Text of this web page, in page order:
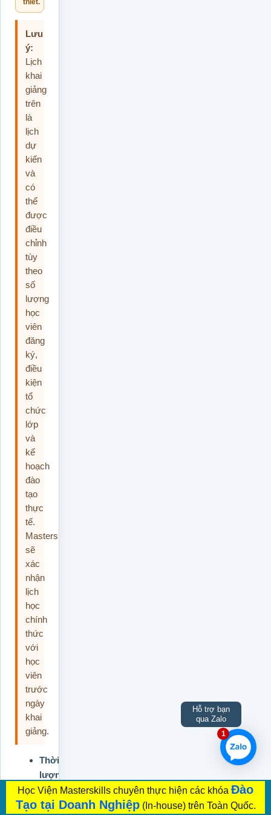
thiết.
Lưu
ý:
Lịch
khai
giảng
trên
là
lịch
dự
kiến
và
có
thể
được
điều
chỉnh
tùy
theo
số
lượng
học
viên
đăng
ký,
điều
kiện
tổ
chức
lớp
và
kế
hoạch
đào
tạo
thực
tế.
Masterskills
sẽ
xác
nhận
lịch
học
chính
thức
với
học
viên
trước
ngày
khai
giảng.
Thời
lượng:
2
ngày
1
Hỗ trợ bạn
qua Zalo
Học Viện Masterskills chuyên thực hiện các khóa Đào
Tạo tại Doanh Nghiệp(In-house) trên Toàn Quốc.